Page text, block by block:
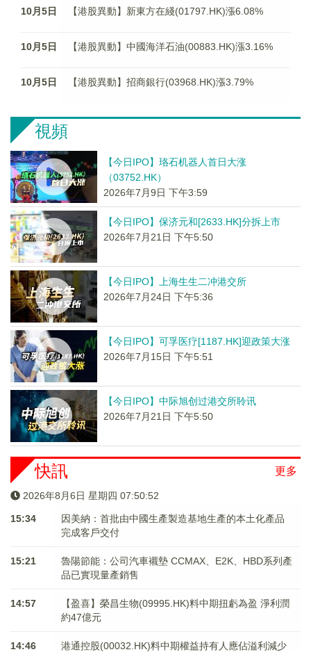
10月5日 【港股異動】新東方在綫(01797.HK)漲6.08%
10月5日 【港股異動】中國海洋石油(00883.HK)漲3.16%
10月5日 【港股異動】招商銀行(03968.HK)漲3.79%
視頻
【今日IPO】珞石机器人首日大涨
（03752.HK）
2026年7月9日 下午3:59
【今日IPO】保济元和[2633.HK]分拆上市
2026年7月21日 下午5:50
【今日IPO】上海生生二冲港交所
2026年7月24日 下午5:36
【今日IPO】可孚医疗[1187.HK]迎政策大涨
2026年7月15日 下午5:51
【今日IPO】中际旭创过港交所聆讯
2026年7月21日 下午5:50
更多
快訊
2026年8月6日 星期四 07:50:53
15:34
因美納：首批由中國生產製造基地生產的本土化產品
完成客戶交付
15:21
魯陽節能：公司汽車襯墊 CCMAX、E2K、HBD系列產
品已實現量產銷售
14:57
【盈喜】榮昌生物(09995.HK)料中期扭虧為盈 淨利潤
約47億元
14:46
港通控股(00032.HK)料中期權益持有人應佔溢利減少